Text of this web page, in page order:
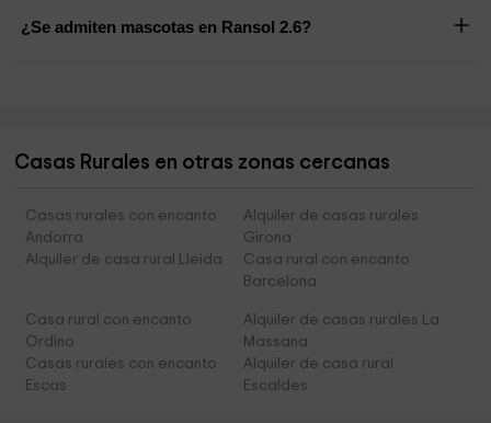
¿Se admiten mascotas en Ransol 2.6?
Casas Rurales en otras zonas cercanas
Casas rurales con encanto
Andorra
Alquiler de casas rurales
Girona
Alquiler de casa rural Lleida
Casa rural con encanto
Barcelona
Casa rural con encanto
Ordino
Alquiler de casas rurales La
Massana
Casas rurales con encanto
Escas
Alquiler de casa rural
Escaldes